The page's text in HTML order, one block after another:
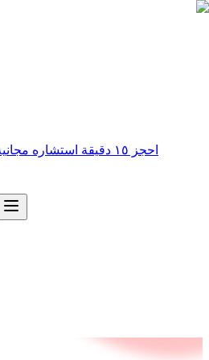
احجز ١٥ دقيقة استشاره مجانية